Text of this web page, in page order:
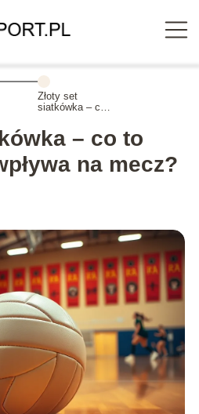
Złoty set
siatkówka – co
wpływa na
mecz?
– co to
na mecz?